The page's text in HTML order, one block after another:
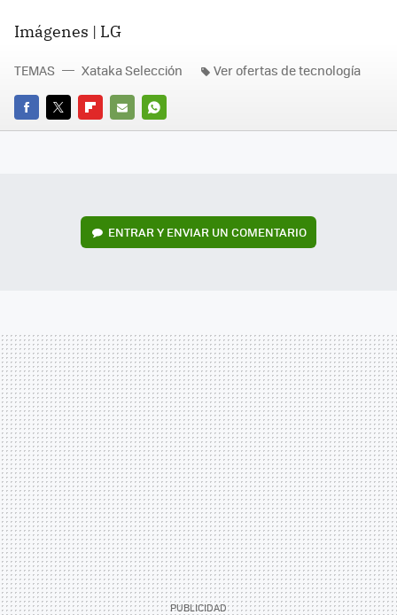
Imágenes | LG
FACEBOOK
TWITTERFLIPBOARD
E-
WHATSAPP
TEMAS Xataka Selección Ver ofertas de tecnología
ENTRAR Y ENVIAR UN COMENTARIO